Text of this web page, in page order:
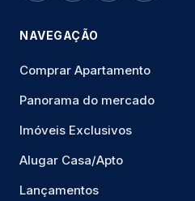
NAVEGAÇÃO
Comprar Apartamento
Panorama do mercado
Imóveis Exclusivos
Alugar Casa/Apto
Lançamentos